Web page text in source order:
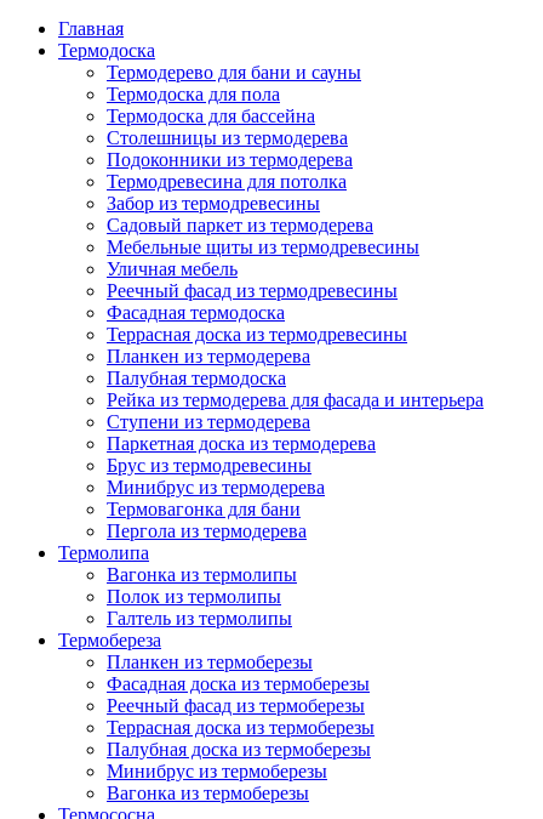
Главная
Термодоска
Термодерево для бани и сауны
Термодоска для пола
Термодоска для бассейна
Столешницы из термодерева
Подоконники из термодерева
Термодревесина для потолка
Забор из термодревесины
Садовый паркет из термодерева
Мебельные щиты из термодревесины
Уличная мебель
Реечный фасад из термодревесины
Фасадная термодоска
Террасная доска из термодревесины
Планкен из термодерева
Палубная термодоска
Рейка из термодерева для фасада и интерьера
Ступени из термодерева
Паркетная доска из термодерева
Брус из термодревесины
Минибрус из термодерева
Термовагонка для бани
Пергола из термодерева
Термолипа
Вагонка из термолипы
Полок из термолипы
Галтель из термолипы
Термобереза
Планкен из термоберезы
Фасадная доска из термоберезы
Реечный фасад из термоберезы
Террасная доска из термоберезы
Палубная доска из термоберезы
Минибрус из термоберезы
Вагонка из термоберезы